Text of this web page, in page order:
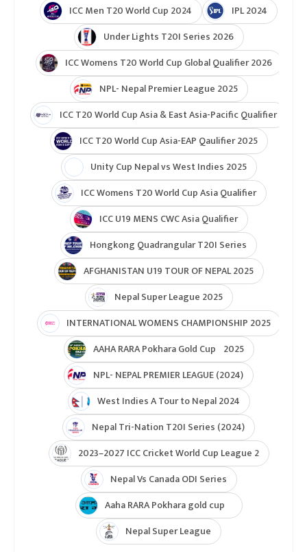
ICC Men T20 World Cup 2024
IPL 2024
Under Lights T20I Series 2026
ICC Womens T20 World Cup Global Qualifier 2026
NPL- Nepal Premier League 2025
ICC T20 World Cup Asia & East Asia-Pacific Qualifier
ICC T20 World Cup Asia-EAP Qaulifier 2025
Unity Cup Nepal vs West Indies 2025
ICC Womens T20 World Cup Asia Qualifier
ICC U19 MENS CWC Asia Qualifier
Hongkong Quadrangular T20I Series
AFGHANISTAN U19 TOUR OF NEPAL 2025
Nepal Super League 2025
INTERNATIONAL WOMENS CHAMPIONSHIP 2025
AAHA RARA Pokhara Gold Cup 2025
NPL- NEPAL PREMIER LEAGUE (2024)
West Indies A Tour to Nepal 2024
Nepal Tri-Nation T20I Series (2024)
2023–2027 ICC Cricket World Cup League 2
Nepal Vs Canada ODI Series
Aaha RARA Pokhara gold cup
Nepal Super League